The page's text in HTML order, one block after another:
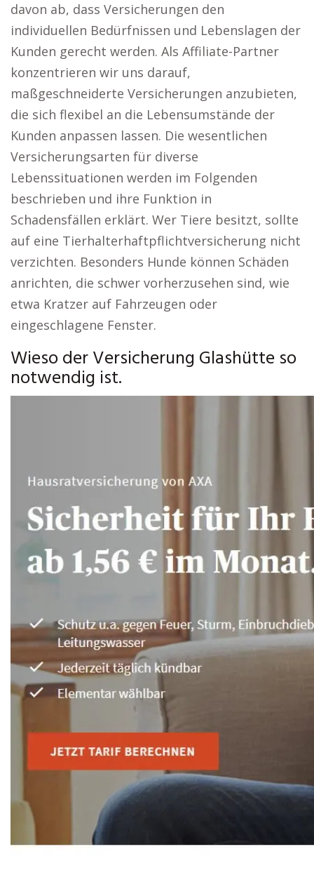
davon ab, dass Versicherungen den
individuellen Bedürfnissen und Lebenslagen der
Kunden gerecht werden. Als Affiliate-Partner
konzentrieren wir uns darauf,
maßgeschneiderte Versicherungen anzubieten,
die sich flexibel an die Lebensumstände der
Kunden anpassen lassen. Die wesentlichen
Versicherungsarten für diverse
Lebenssituationen werden im Folgenden
beschrieben und ihre Funktion in
Schadensfällen erklärt. Wer Tiere besitzt, sollte
auf eine Tierhalterhaftpflichtversicherung nicht
verzichten. Besonders Hunde können Schäden
anrichten, die schwer vorherzusehen sind, wie
etwa Kratzer auf Fahrzeugen oder
eingeschlagene Fenster.
Wieso der Versicherung Glashütte so
notwendig ist.